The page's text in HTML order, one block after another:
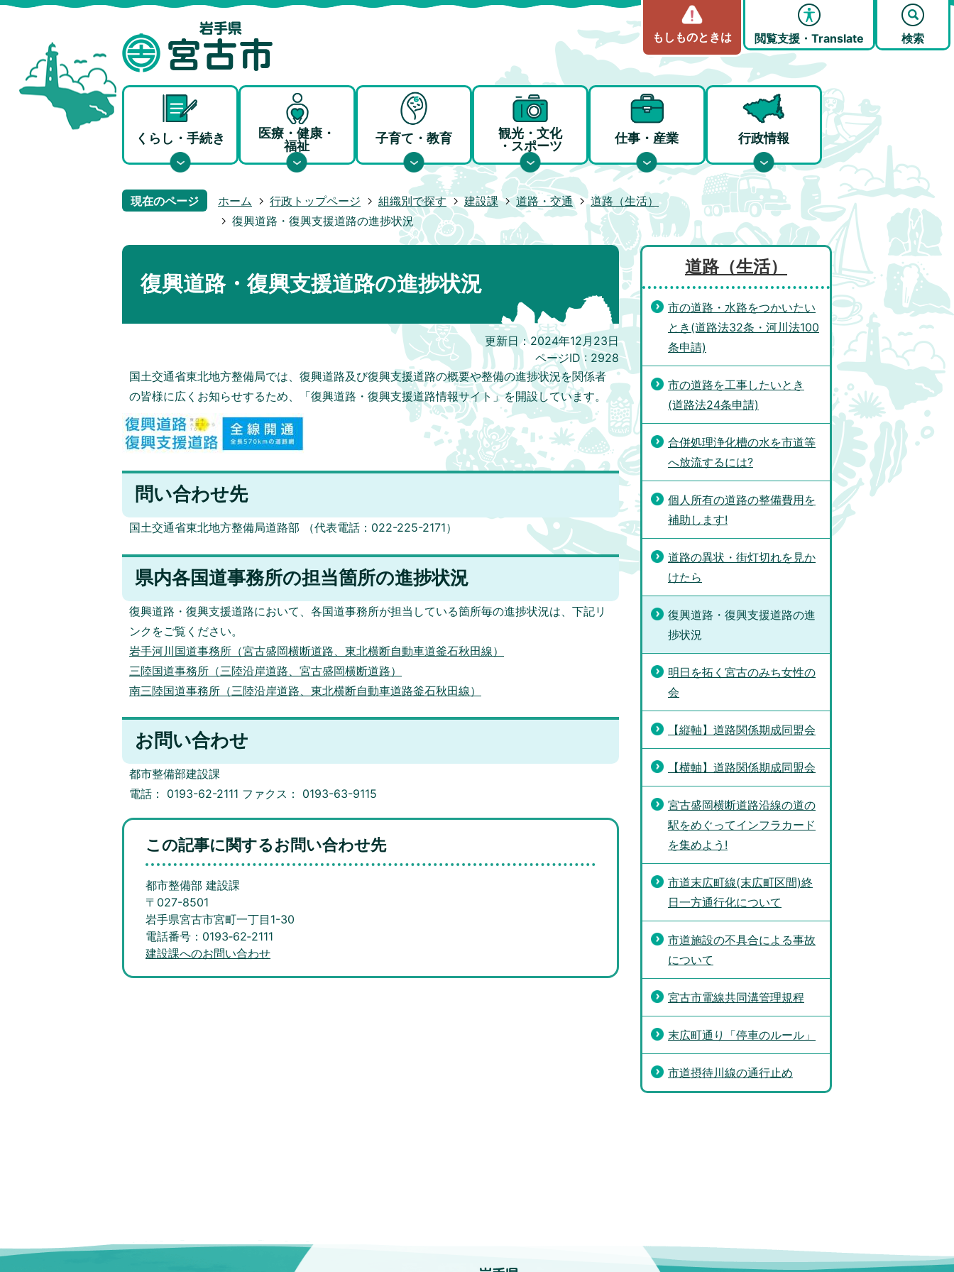
もしものときは 閲覧支援・Translate 検索
くらし・手続き
医療・健康・
福祉
子育て・教育
観光・文化
・スポーツ
仕事・産業 行政情報
現在のページ ホーム 行政トップページ 組織別で探す 建設課 道路・交通
道路（生活）
復興道路・復興支援道路の進捗状況
復興道路・復興支援道路の進捗状況
更新日：2024年12月23日
ページID : 2928
国土交通省東北地方整備局では、復興道路及び復興支援道路の概要や整備の進捗状況を関係者
の皆様に広くお知らせするため、「復興道路・復興支援道路情報サイト」を開設しています。
問い合わせ先
国土交通省東北地方整備局道路部 （代表電話：022-225-2171）
県内各国道事務所の担当箇所の進捗状況
復興道路・復興支援道路において、各国道事務所が担当している箇所毎の進捗状況は、下記リ
ンクをご覧ください。
岩手河川国道事務所（宮古盛岡横断道路、東北横断自動車道釜石秋田線）
三陸国道事務所（三陸沿岸道路、宮古盛岡横断道路）
南三陸国道事務所（三陸沿岸道路、東北横断自動車道路釜石秋田線）
お問い合わせ
都市整備部建設課
電話： 0193-62-2111 ファクス： 0193-63-9115
この記事に関するお問い合わせ先
都市整備部 建設課
〒027-8501
岩手県宮古市宮町一丁目1-30
電話番号：0193‐62‐2111
建設課へのお問い合わせ
道路（生活）
市の道路・水路をつかいたい
とき(道路法32条・河川法100
条申請)
市の道路を工事したいとき
(道路法24条申請)
合併処理浄化槽の水を市道等
へ放流するには?
個人所有の道路の整備費用を
補助します!
道路の異状・街灯切れを見か
けたら
復興道路・復興支援道路の進
捗状況
明日を拓く宮古のみち女性の
会
【縦軸】道路関係期成同盟会
【横軸】道路関係期成同盟会
宮古盛岡横断道路沿線の道の
駅をめぐってインフラカード
を集めよう!
市道末広町線(末広町区間)終
日一方通行化について
市道施設の不具合による事故
について
宮古市電線共同溝管理規程
末広町通り「停車のルール」
市道摂待川線の通行止め